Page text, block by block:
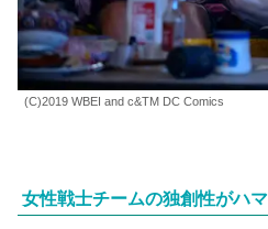
(C)2019 WBEI and c&TM DC Comics
女性戦士チームの独創性がハ